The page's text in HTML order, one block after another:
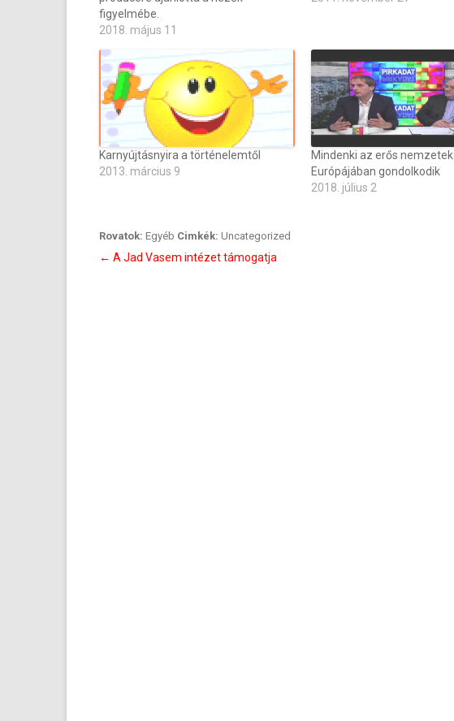
figyelmébe.
2018. május 11
Karnyújtásnyira a történelemtől
2013. március 9
Mindenki az erős nemzetek
Európájában gondolkodik
2018. július 2
Rovatok: Egyéb Cimkék: Uncategorized
Bejegyzés
← A Jad Vasem intézet támogatja